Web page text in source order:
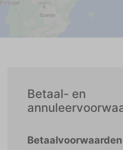
Betaal- en
Betaalvoorwaarden